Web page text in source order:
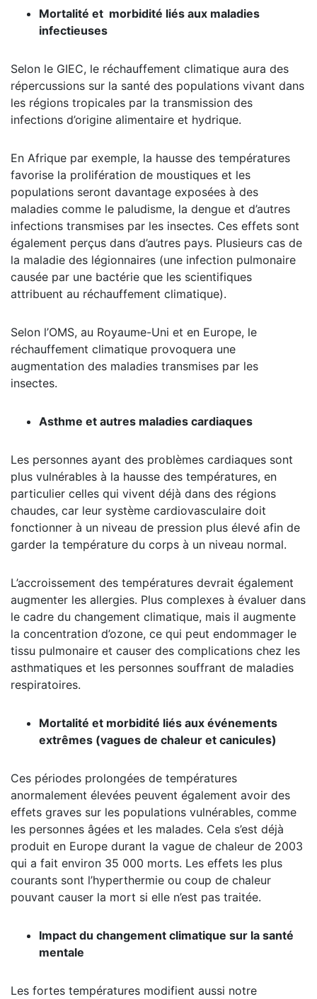
Mortalité et morbidité liés aux maladies
infectieuses
Selon le GIEC, le réchauffement climatique aura des
répercussions sur la santé des populations vivant dans
les régions tropicales par la transmission des
infections d’origine alimentaire et hydrique.
En Afrique par exemple, la hausse des températures
favorise la prolifération de moustiques et les
populations seront davantage exposées à des
maladies comme le paludisme, la dengue et d’autres
infections transmises par les insectes. Ces effets sont
également perçus dans d’autres pays. Plusieurs cas de
la maladie des légionnaires (une infection pulmonaire
causée par une bactérie que les scientifiques
attribuent au réchauffement climatique).
Selon l’OMS, au Royaume-Uni et en Europe, le
réchauffement climatique provoquera une
augmentation des maladies transmises par les
insectes.
Asthme et autres maladies cardiaques
Les personnes ayant des problèmes cardiaques sont
plus vulnérables à la hausse des températures, en
particulier celles qui vivent déjà dans des régions
chaudes, car leur système cardiovasculaire doit
fonctionner à un niveau de pression plus élevé afin de
garder la température du corps à un niveau normal.
L’accroissement des températures devrait également
augmenter les allergies. Plus complexes à évaluer dans
le cadre du changement climatique, mais il augmente
la concentration d’ozone, ce qui peut endommager le
tissu pulmonaire et causer des complications chez les
asthmatiques et les personnes souffrant de maladies
respiratoires.
Mortalité et morbidité liés aux événements
extrêmes (vagues de chaleur et canicules)
Ces périodes prolongées de températures
anormalement élevées peuvent également avoir des
effets graves sur les populations vulnérables, comme
les personnes âgées et les malades. Cela s’est déjà
produit en Europe durant la vague de chaleur de 2003
qui a fait environ 35 000 morts. Les effets les plus
courants sont l’hyperthermie ou coup de chaleur
pouvant causer la mort si elle n’est pas traitée.
Impact du changement climatique sur la santé
mentale
Les fortes températures modifient aussi notre